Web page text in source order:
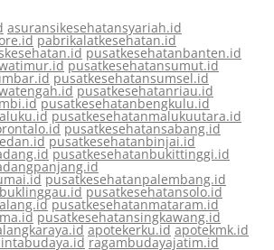
asuransikesehatansyariah.id
pabrikalatkesehatan.id
pusatkesehatanbanten.id
pusatkesehatansumut.id
pusatkesehatansumsel.id
pusatkesehatanriau.id
pusatkesehatanbengkulu.id
pusatkesehatanmalukuutara.id
pusatkesehatansabang.id
pusatkesehatanbinjai.id
pusatkesehatanbukittinggi.id
pusatkesehatanpalembang.id
pusatkesehatansolo.id
pusatkesehatanmataram.id
pusatkesehatansingkawang.id
apotekerku.id apotekmk.id
ragambudayajatim.id